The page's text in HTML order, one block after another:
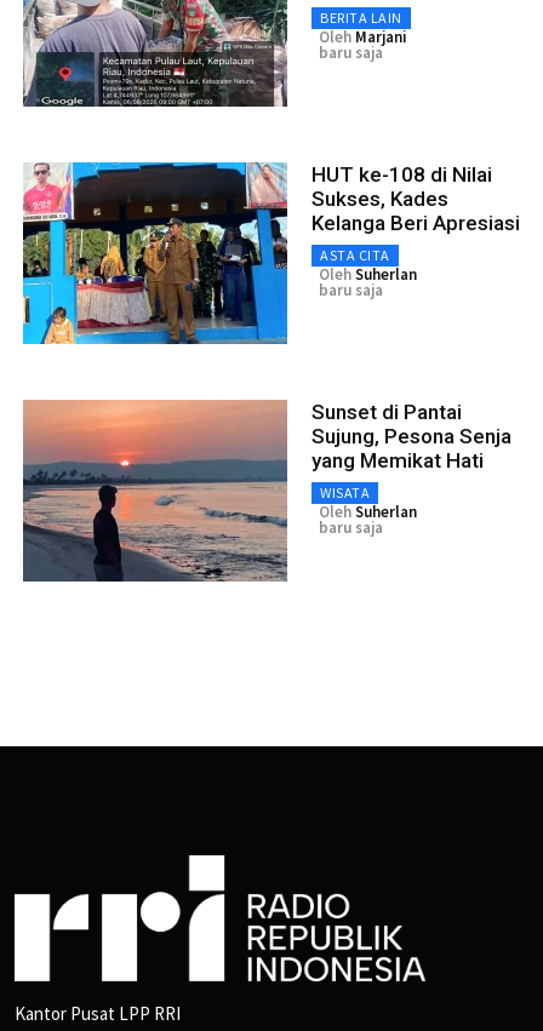
BERITA LAIN
Oleh Marjani
baru saja
HUT ke-108 di Nilai
Sukses, Kades
Kelanga Beri Apresiasi
ASTA CITA
OlehSuherlan
baru saja
Sunset di Pantai
Sujung, Pesona Senja
yang Memikat Hati
WISATA
OlehSuherlan
baru saja
Kantor Pusat LPP RRI